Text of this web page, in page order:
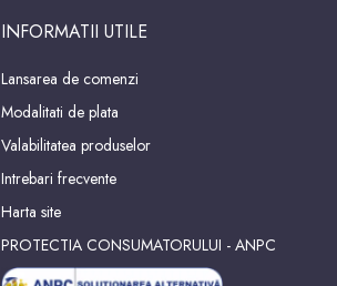
INFORMATII UTILE
Lansarea de comenzi
Modalitati de plata
Valabilitatea produselor
Intrebari frecvente
Harta site
PROTECTIA CONSUMATORULUI - ANPC